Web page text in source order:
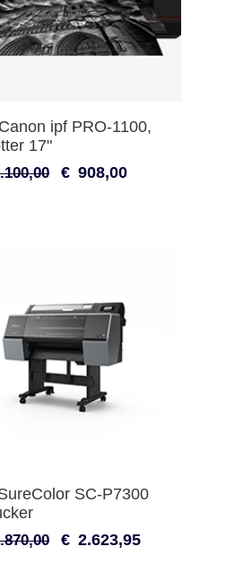
ipf PRO-1100,
17"
€ 908,00
SC-P7300
€ 2.623,95